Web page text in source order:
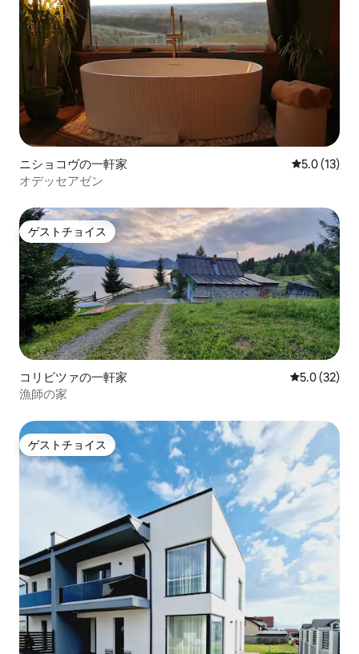
ニショコヴの一軒家 レビュー13
5.0 (13)
オデッセアゼン
ゲストチョイス
ゲストチョイス
コリビツァの一軒家 レビュー32
5.0 (32)
漁師の家
ゲストチョイス
ゲストチョイス